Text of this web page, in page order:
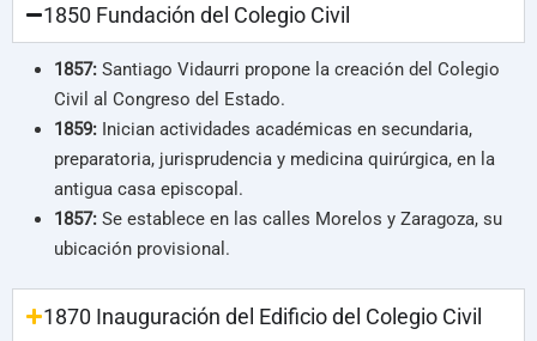
1850 Fundación del Colegio Civil
1857: Santiago Vidaurri propone la creación del Colegio
Civil al Congreso del Estado.
1859: Inician actividades académicas en secundaria,
preparatoria, jurisprudencia y medicina quirúrgica, en la
antigua casa episcopal.
1857: Se establece en las calles Morelos y Zaragoza, su
ubicación provisional.
1870 Inauguración del Edificio del Colegio Civil